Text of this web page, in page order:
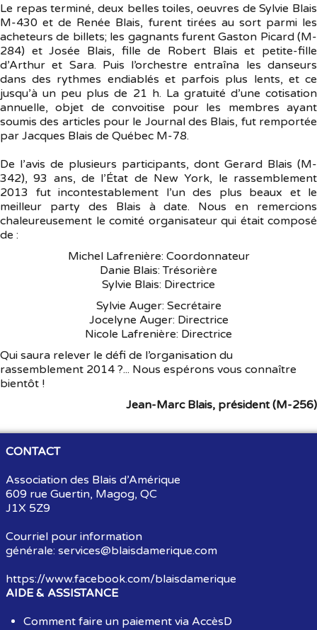
Le repas terminé, deux belles toiles, oeuvres de Sylvie Blais
M-430 et de Renée Blais, furent tirées au sort parmi les
acheteurs de billets; les gagnants furent Gaston Picard (M-
284) et Josée Blais, fille de Robert Blais et petite-fille
d’Arthur et Sara. Puis l’orchestre entraîna les danseurs
dans des rythmes endiablés et parfois plus lents, et ce
jusqu’à un peu plus de 21 h. La gratuité d’une cotisation
annuelle, objet de convoitise pour les membres ayant
soumis des articles pour le Journal des Blais, fut remportée
par Jacques Blais de Québec M-78.
De l’avis de plusieurs participants, dont Gerard Blais (M-
342), 93 ans, de l’État de New York, le rassemblement
2013 fut incontestablement l’un des plus beaux et le
meilleur party des Blais à date. Nous en remercions
chaleureusement le comité organisateur qui était composé
de :
Michel Lafrenière: Coordonnateur
Danie Blais: Trésorière
Sylvie Blais: Directrice
Sylvie Auger: Secrétaire
Jocelyne Auger: Directrice
Nicole Lafrenière: Directrice
Qui saura relever le défi de l’organisation du
rassemblement 2014 ?... Nous espérons vous connaître
bientôt !
Jean-Marc Blais, président (M-256)
CONTACT
Association des Blais d’Amérique
609 rue Guertin, Magog, QC
J1X 5Z9
Courriel pour information
générale: services@blaisdamerique.com
https://www.facebook.com/blaisdamerique
AIDE & ASSISTANCE
Comment faire un paiement via AccèsD